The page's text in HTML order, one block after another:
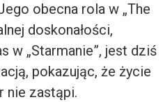
obecna rola w „The
doskonałości,
w „Starmanie”, jest dziś
pokazując, że życie
nie zastąpi.